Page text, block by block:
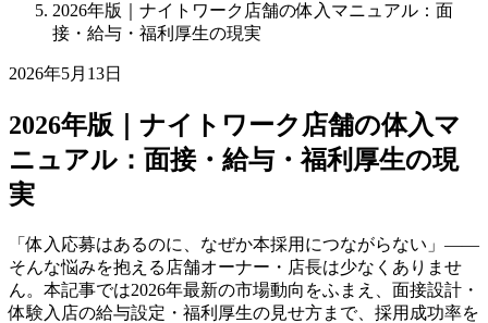
2026年版｜ナイトワーク店舗の体入マニュアル：面
接・給与・福利厚生の現実
2026年5月13日
2026年版｜ナイトワーク店舗の体入マ
ニュアル：面接・給与・福利厚生の現
実
「体入応募はあるのに、なぜか本採用につながらない」——
そんな悩みを抱える店舗オーナー・店長は少なくありませ
ん。本記事では2026年最新の市場動向をふまえ、面接設計・
体験入店の給与設定・福利厚生の見せ方まで、採用成功率を